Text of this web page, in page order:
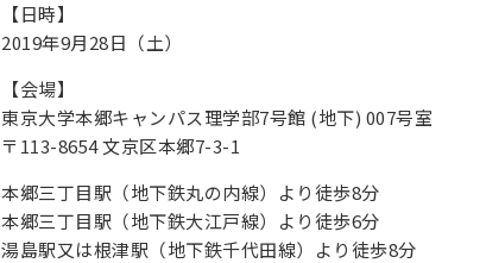
【日時】
2019年9月28日（土）
【会場】
東京大学本郷キャンパス理学部7号館 (地下) 007号室
〒113-8654 文京区本郷7-3-1
本郷三丁目駅（地下鉄丸の内線）より徒歩8分
本郷三丁目駅（地下鉄大江戸線）より徒歩6分
湯島駅又は根津駅（地下鉄千代田線）より徒歩8分